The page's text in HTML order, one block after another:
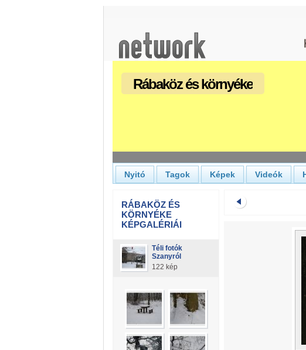
Rábaköz és környéke
Nyitó Tagok Képek Videók
RÁBAKÖZ ÉS
KÖRNYÉKE
KÉPGALÉRIÁI
Téli fotók
Szanyról
122 kép